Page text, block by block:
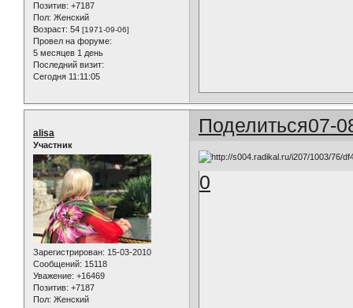
Позитив: +7187
Пол: Женский
Возраст: 54 [1971-09-06]
Провел на форуме:
5 месяцев 1 день
Последний визит:
Сегодня 11:11:05
Поделиться07-
alisa
Участник
Зарегистрирован: 15-03-2010
Сообщений: 15118
Уважение: +16469
Позитив: +7187
Пол: Женский
0